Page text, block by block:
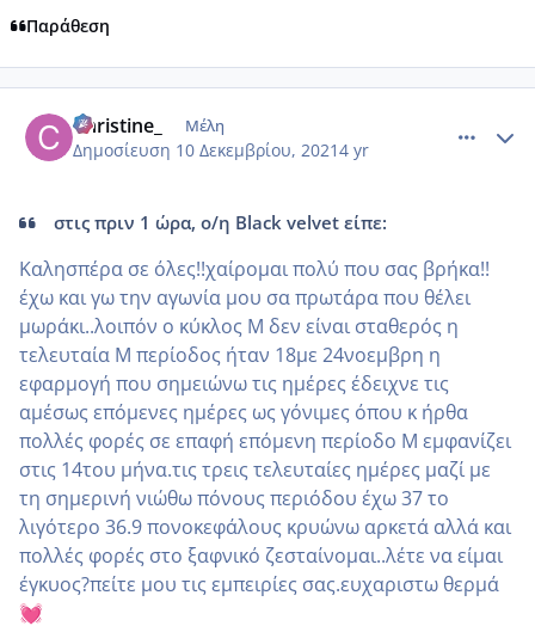
Παράθεση
Christine_ Μέλη
Δημοσίευση 10 Δεκεμβρίου, 20214 yr
στις πριν 1 ώρα, ο/η Black velvet είπε:
Καλησπέρα σε όλες!!χαίρομαι πολύ που σας βρήκα!!
έχω και γω την αγωνία μου σα πρωτάρα που θέλει
μωράκι..λοιπόν ο κύκλος Μ δεν είναι σταθερός η
τελευταία Μ περίοδος ήταν 18με 24νοεμβρη η
εφαρμογή που σημειώνω τις ημέρες έδειχνε τις
αμέσως επόμενες ημέρες ως γόνιμες όπου κ ήρθα
πολλές φορές σε επαφή επόμενη περίοδο Μ εμφανίζει
στις 14του μήνα.τις τρεις τελευταίες ημέρες μαζί με
τη σημερινή νιώθω πόνους περιόδου έχω 37 το
λιγότερο 36.9 πονοκεφάλους κρυώνω αρκετά αλλά και
πολλές φορές στο ξαφνικό ζεσταίνομαι..λέτε να είμαι
έγκυος?πείτε μου τις εμπειρίες σας.ευχαριστω θερμά
💓